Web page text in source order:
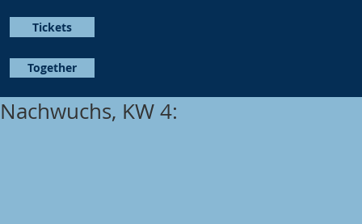
Together
Tickets
Nachwuchs, KW 4: